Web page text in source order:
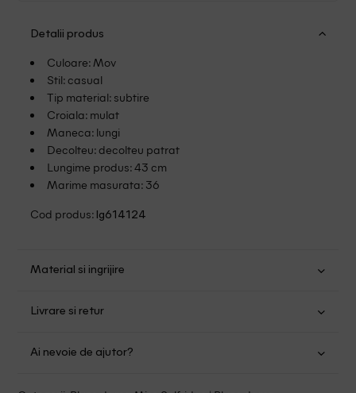
Detalii produs
Culoare: Mov
Stil: casual
Tip material: subtire
Croiala: mulat
Maneca: lungi
Decolteu: decolteu patrat
Lungime produs: 43 cm
Marime masurata: 36
Cod produs: lg614124
Material si ingrijire
Nu folositi inalbitor
Nu uscati in uscator
Livrare si retur
mare de 149.00 lei.
Ai nevoie de ajutor?